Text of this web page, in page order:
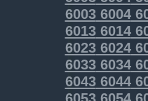
60036004
60136014
60236024
60336034
60436044